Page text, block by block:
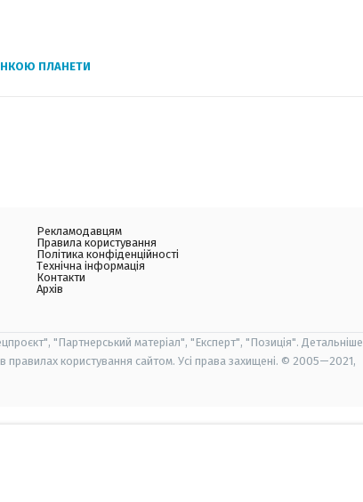
ПЛАНЕТИ
Рекламодавцям
Правила користування
Політика конфіденційності
Технічна інформація
Контакти
Архів
"Партнерський матеріал", "Експерт", "Позиція". Детальніше
користування сайтом. Усі права захищені. © 2005—2021,